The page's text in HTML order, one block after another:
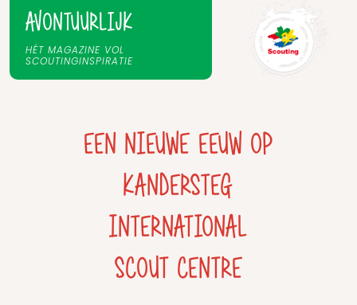
AVONTUURLIJK
HÉT MAGAZINE VOL
SCOUTINGINSPIRATIE
EEN NIEUWE EEUW OP
KANDERSTEG
INTERNATIONAL
SCOUT CENTRE